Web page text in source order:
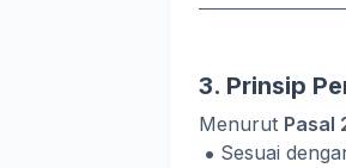
3. Prinsip
Menurut Pasal
Sesuai